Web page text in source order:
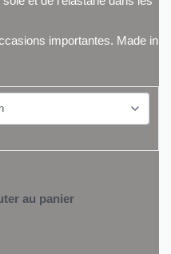
importantes. Made in
au panier